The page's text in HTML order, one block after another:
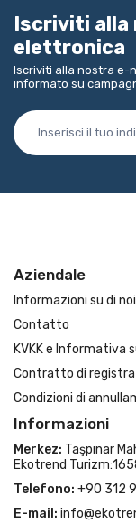
Iscriviti
elettronica
Iscriviti alla nostra e-
informato su
Aziendale
Informazioni su di noi
Contatto
KVKK e Informativa
Contratto di
Condizioni di
Informazioni
Merkez: Taşpınar
Ekotrend
Telefono: +90 312
E-mail: